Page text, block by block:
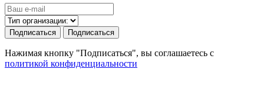
Подписаться Подписаться
Нажимая кнопку "Подписаться", вы соглашаетесь с
политикой конфиденциальности